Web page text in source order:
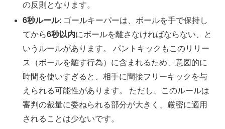
の反則となります。
6秒ルール: ゴールキーパーは、ボールを手で保持し
てから6秒以内にボールを離さなければならない、と
いうルールがあります。 パントキックもこのリリー
ス（ボールを離す行為）に含まれるため、意図的に
時間を使いすぎると、相手に間接フリーキックを与
えられる可能性があります。 ただし、このルールは
審判の裁量に委ねられる部分が大きく、厳密に適用
されることは少ないです。